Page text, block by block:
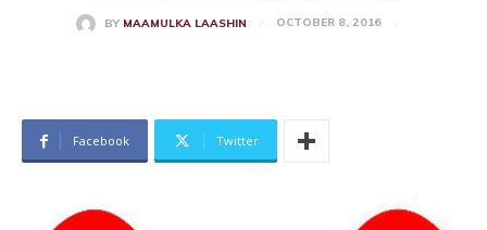
BY MAAMULKA LAASHIN OCTOBER 8, 2016
Facebook Twitter